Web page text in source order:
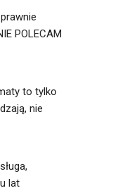
POLECAM
to tylko
nie
lat